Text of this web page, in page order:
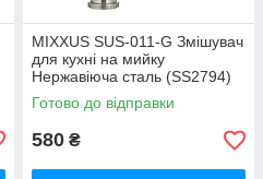
MIXXUS SUS-011-G Змішувач
для кухні на мийку
Нержавіюча сталь (SS2794)
Готово до відправки
580 ₴